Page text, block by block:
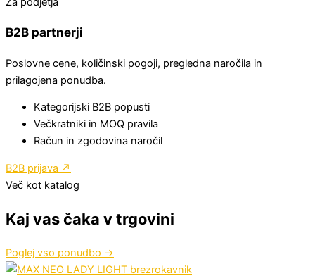
B2B partnerji
Poslovne cene, količinski pogoji, pregledna naročila in
prilagojena ponudba.
Kategorijski B2B popusti
Večkratniki in MOQ pravila
Račun in zgodovina naročil
B2B prijava ↗
Več kot katalog
Kaj vas čaka v trgovini
Poglej vso ponudbo →